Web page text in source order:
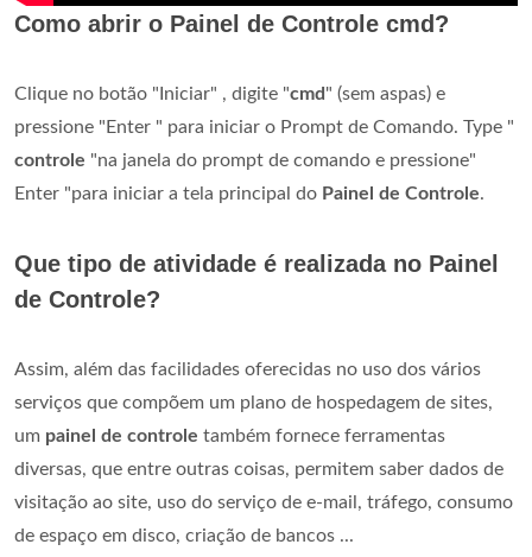
Como abrir o Painel de Controle cmd?
Clique no botão "Iniciar" , digite "cmd " (sem aspas) e
pressione "Enter " para iniciar o Prompt de Comando. Type "
controle "na janela do prompt de comando e pressione"
Enter "para iniciar a tela principal do Painel de Controle.
Que tipo de atividade é realizada no Painel
de Controle?
Assim, além das facilidades oferecidas no uso dos vários
serviços que compõem um plano de hospedagem de sites,
um painel de controle também fornece ferramentas
diversas, que entre outras coisas, permitem saber dados de
visitação ao site, uso do serviço de e-mail, tráfego, consumo
de espaço em disco, criação de bancos ...